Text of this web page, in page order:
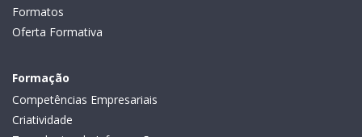
Formatos
Oferta Formativa
Formação
Competências Empresariais
Criatividade